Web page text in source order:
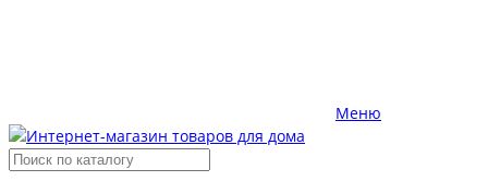
Меню